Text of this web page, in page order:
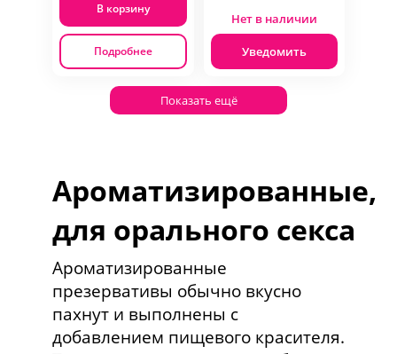
В корзину
Подробнее
Нет в наличии
Уведомить
Показать ещё
Ароматизированные,
для орального секса
Ароматизированные
презервативы обычно вкусно
пахнут и выполнены с
добавлением пищевого красителя.